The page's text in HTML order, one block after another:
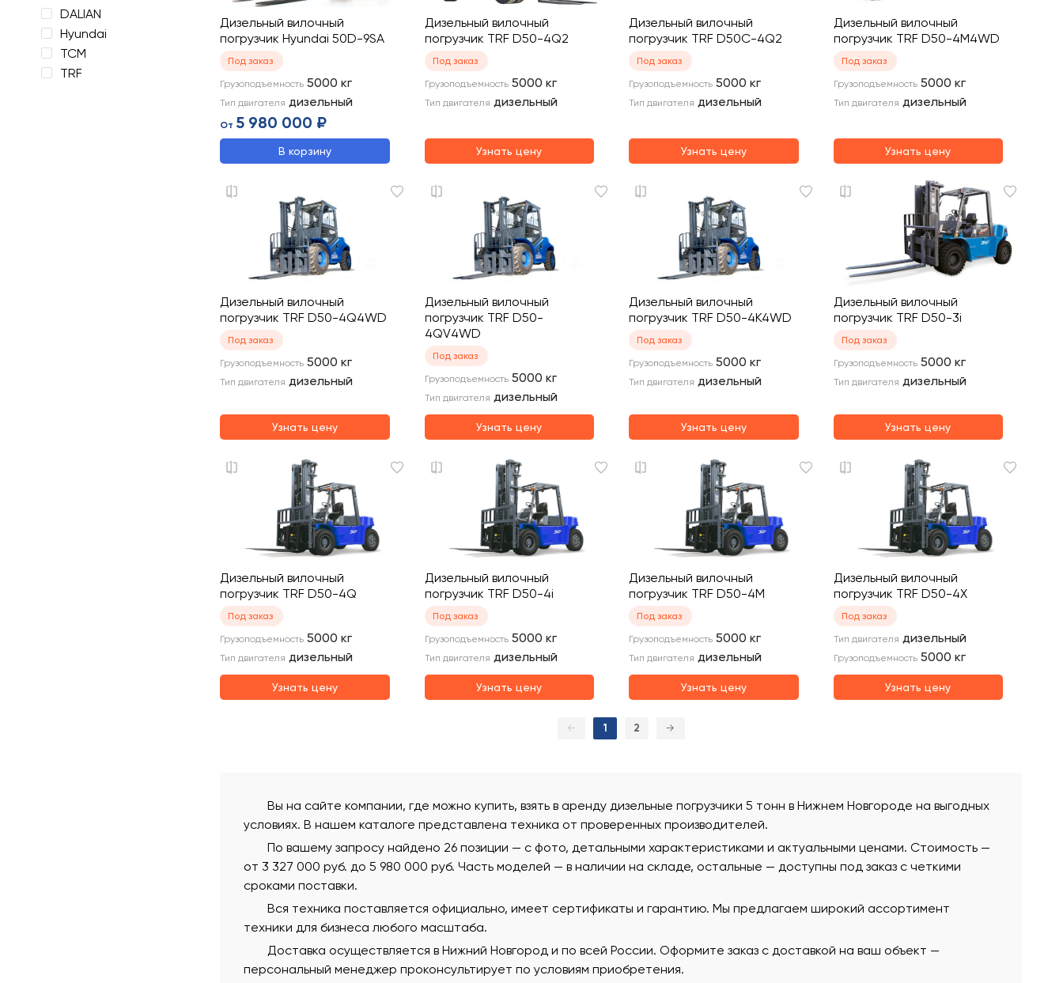
DALIAN
Hyundai
TCM
TRF
Дизельный вилочный
погрузчик Hyundai 50D-9SA
Под заказ
Грузоподъемность 5000 кг
Тип двигателя дизельный
От 5 980 000 ₽
В корзину
Дизельный вилочный
погрузчик TRF D50-4Q2
Под заказ
Грузоподъемность 5000 кг
Тип двигателя дизельный
Узнать цену
Дизельный вилочный
погрузчик TRF D50C-4Q2
Под заказ
Грузоподъемность 5000 кг
Тип двигателя дизельный
Узнать цену
Дизельный вилочный
погрузчик TRF D50-4M4WD
Под заказ
Грузоподъемность 5000 кг
Тип двигателя дизельный
Узнать цену
Дизельный вилочный
погрузчик TRF D50-4Q4WD
Под заказ
Грузоподъемность 5000 кг
Тип двигателя дизельный
Узнать цену
Дизельный вилочный
погрузчик TRF D50-
4QV4WD
Под заказ
Грузоподъемность 5000 кг
Тип двигателя дизельный
Узнать цену
Дизельный вилочный
погрузчик TRF D50-4K4WD
Под заказ
Грузоподъемность 5000 кг
Тип двигателя дизельный
Узнать цену
Дизельный вилочный
погрузчик TRF D50-3i
Под заказ
Грузоподъемность 5000 кг
Тип двигателя дизельный
Узнать цену
Дизельный вилочный
погрузчик TRF D50-4Q
Под заказ
Грузоподъемность 5000 кг
Тип двигателя дизельный
Узнать цену
Дизельный вилочный
погрузчик TRF D50-4i
Под заказ
Грузоподъемность 5000 кг
Тип двигателя дизельный
Узнать цену
Дизельный вилочный
погрузчик TRF D50-4M
Под заказ
Грузоподъемность 5000 кг
Тип двигателя дизельный
Узнать цену
Дизельный вилочный
погрузчик TRF D50-4X
Под заказ
Тип двигателя дизельный
Грузоподъемность 5000 кг
Узнать цену
← 1 2 →
Вы на сайте компании, где можно купить, взять в аренду дизельные погрузчики 5 тонн в Нижнем Новгороде на выгодных
условиях. В нашем каталоге представлена техника от проверенных производителей.
По вашему запросу найдено 26 позиции — с фото, детальными характеристиками и актуальными ценами. Стоимость —
от 3 327 000 руб. до 5 980 000 руб. Часть моделей — в наличии на складе, остальные — доступны под заказ с четкими
сроками поставки.
Вся техника поставляется официально, имеет сертификаты и гарантию. Мы предлагаем широкий ассортимент
техники для бизнеса любого масштаба.
Доставка осуществляется в Нижний Новгород и по всей России. Оформите заказ с доставкой на ваш объект —
персональный менеджер проконсультирует по условиям приобретения.